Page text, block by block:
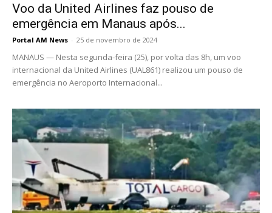
Voo da United Airlines faz pouso de
emergência em Manaus após...
Portal AM News - 25 de novembro de 2024
MANAUS — Nesta segunda-feira (25), por volta das 8h, um voo
internacional da United Airlines (UAL861) realizou um pouso de
emergência no Aeroporto Internacional...